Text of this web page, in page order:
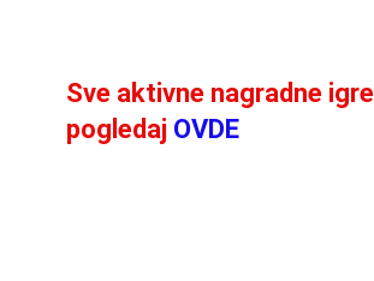
Sve aktivne nagradne igre
pogledaj OVDE